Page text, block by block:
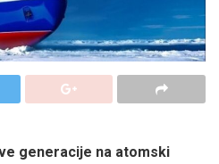
generacije na atomski